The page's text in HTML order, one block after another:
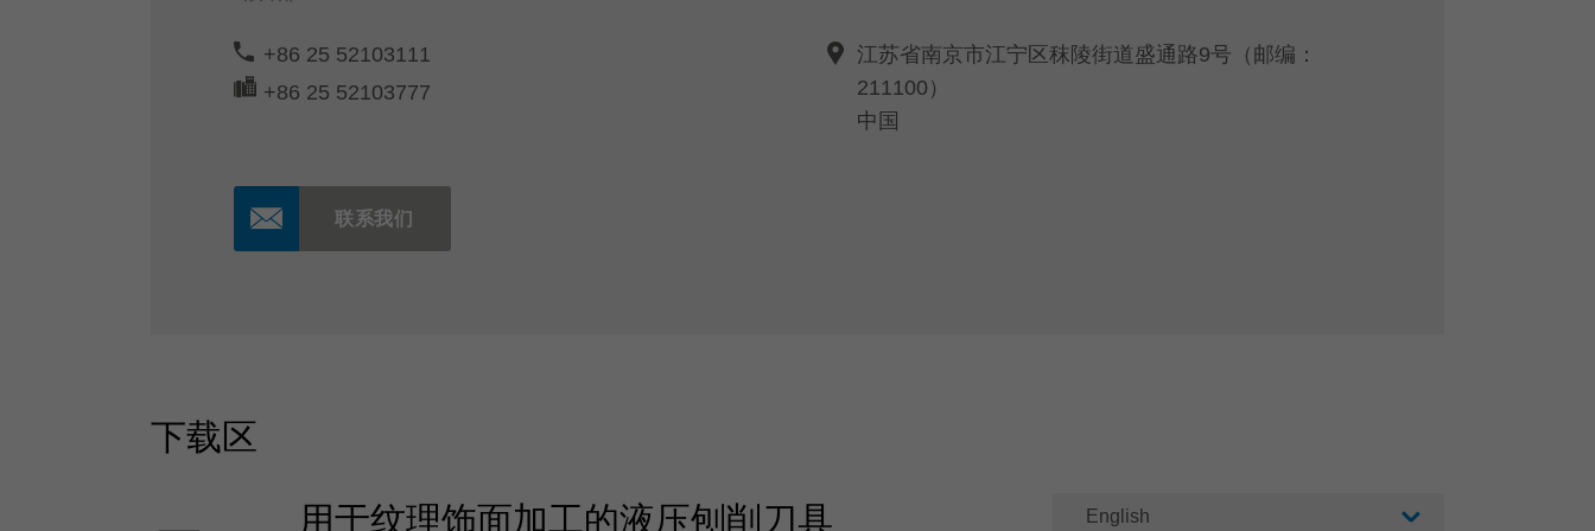
+86 25 52103111
+86 25 52103777
江苏省南京市江宁区秣陵街道盛通路9号（邮编：
211100）
中国
联系我们
下载区
用于纹理饰面加工的液压刨削刀具 English